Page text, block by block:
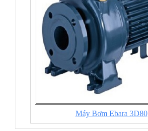
Máy Bơm Ebara 3D80